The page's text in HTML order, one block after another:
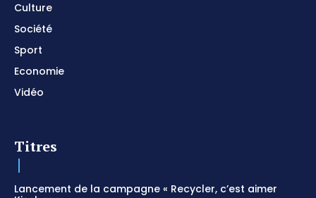
Culture
Société
Sport
Economie
Vidéo
Titres
Lancement de la campagne « Recycler, c’est aimer